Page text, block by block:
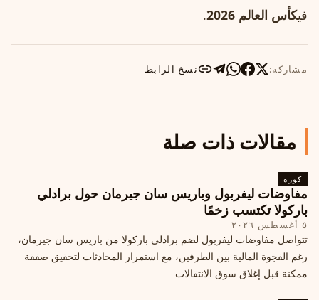
فيكأس العالم 2026 .
مشاركة: نسخ الرابط
مقالات ذات صلة
كورة
مفاوضات ليفربول وباريس سان جيرمان حول برادلي
باركولا تكتسب زخمًا
٥ أغسطس ٢٠٢٦
تتواصل مفاوضات ليفربول لضم برادلي باركولا من باريس سان جيرمان،
رغم الفجوة المالية بين الطرفين، مع استمرار المحادثات لتحقيق صفقة
ممكنة قبل إغلاق سوق الانتقالات